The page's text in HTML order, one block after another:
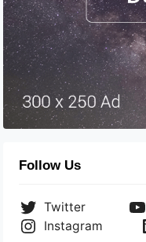
Follow Us
Twitter
Instagram